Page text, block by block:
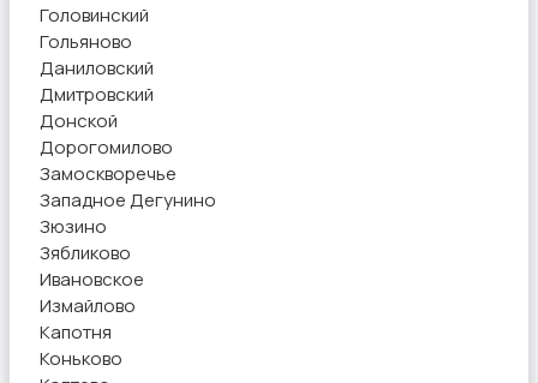
Головинский
Гольяново
Даниловский
Дмитровский
Донской
Дорогомилово
Замоскворечье
Западное Дегунино
Зюзино
Зябликово
Ивановское
Измайлово
Капотня
Коньково